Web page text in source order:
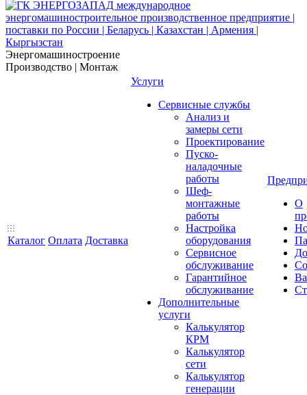
Энергомашиностроение
Производство | Монтаж
Каталог Оплата Доставка
Услуги
Сервисные службы
Анализ и
замеры сети
Проектирование
Пуско-
наладочные
работы
Шеф-
монтажные
работы
Настройка
оборудования
Сервисное
обслуживание
Гарантийное
обслуживание
Дополнительные
услуги
Калькулятор
КРМ
Калькулятор
сети
Калькулятор
генерации
О